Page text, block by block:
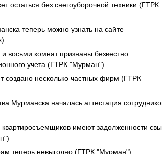
без снегоуборочной техники (ГТРК
теперь можно узнать на сайте
восьми комнат признаны безвестно
учета (ГТРК "Мурман")
несколько частных фирм (ГТРК
Мурманска началась аттестация
имеют задолженности
теперь невыгодно (ГТРК "Мурман")